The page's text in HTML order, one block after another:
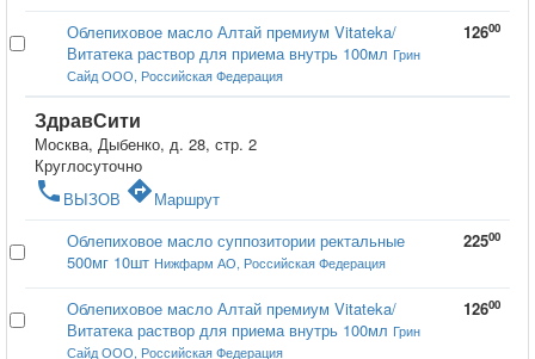
Облепиховое масло Алтай премиум Vitateka/
Витатека раствор для приема внутрь 100мл Грин
Сайд ООО, Российская Федерация
12600
ЗдравСити
Москва, Дыбенко, д. 28, стр. 2
Круглосуточно
phone ВЫЗОВ directionsМаршрут
Облепиховое масло суппозитории ректальные
500мг 10шт Нижфарм АО, Российская Федерация
22500
Облепиховое масло Алтай премиум Vitateka/
Витатека раствор для приема внутрь 100мл Грин
Сайд ООО, Российская Федерация
12600